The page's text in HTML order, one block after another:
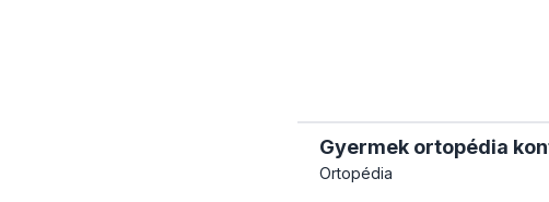
Gyermek ortopédia
Ortopédia